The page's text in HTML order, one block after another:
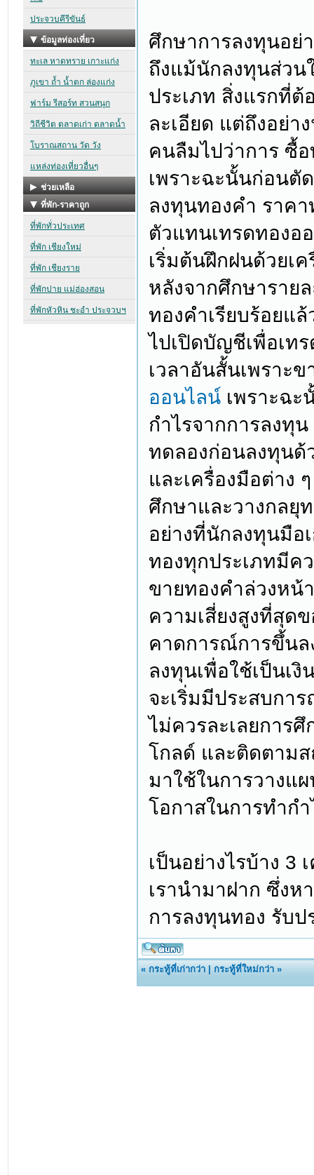
ศึกษาการลงทุนอย่
ถึงแม้นักลงทุนส่วน
ประเภท สิ่งแรกที่
ละเอียด แต่ถึงอย่
คนลืมไปว่าการ ซื้
เพราะฉะนั้นก่อนตั
ลงทุนทองคำ ราค
ตัวแทนเทรดทองอ
เริ่มต้นฝึกฝนด้วยเ
หลังจากศึกษาราย
ทองคำเรียบร้อยแ
ไปเปิดบัญชีเพื่อเท
เวลาอันสั้นเพราะ
ออนไลน์ เพราะฉะ
กำไรจากการลงทุ
ทดลองก่อนลงทุนด้
และเครื่องมือต่าง
ศึกษาและวางกลยุ
อย่างที่นักลงทุนมือ
ทองทุกประเภทมีค
ขายทองคำล่วงหน้
ความเสี่ยงสูงที่สุด
คาดการณ์การขึ้นล
ลงทุนเพื่อใช้เป็นเ
จะเริ่มมีประสบกา
ไม่ควรละเลยการ
โกลด์ และติดตาม
มาใช้ในการวางแ
โอกาสในการทำก
เป็นอย่างไรบ้าง 3
เรานำมาฝาก ซึ่ง
การลงทุนทอง รับป
«กระทู้ที่เก่ากว่า |กระทู้ที่ใหม่กว่า »